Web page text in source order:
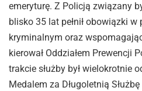
emeryturę. Z Policją związany
blisko 35 lat pełnił obowiązki w
kryminalnym oraz
kierował Oddziałem Prewencji
trakcie służby był wielokrotnie
Medalem za Długoletnią